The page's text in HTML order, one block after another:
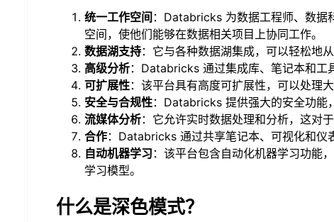
统一工作空间 ：Databricks 为数据工程师、数据
空间，使他们能够在数据相关项目上协同工作。
数据湖支持：它与各种数据湖集成，可以轻松地
高级分析：Databricks 通过集成库、笔记本和工
可扩展性：该平台具有高度可扩展性，可以处理
安全与合规性：Databricks 提供强大的安全功能
流媒体分析：它允许实时数据处理和分析，这对
合作：Databricks 通过共享笔记本、可视化和仪
自动机器学习 ：该平台包含自动化机器学习功能
学习模型。
什么是深色模式？